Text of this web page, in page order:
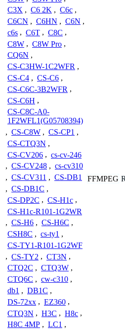
C3X , C6 2K , C6c ,
C6CN , C6HN , C6N ,
c6s , C6T , C8C ,
C8W , C8W Pro ,
CQ6N ,
CS-C3HW-1C2WFR ,
CS-C4 , CS-C6 ,
CS-C6C-3B2WFR ,
CS-C6H ,
CS-C8C-A0-
1F2WFL1(G05708394)
, CS-C8W , CS-CP1 ,
CS-CTQ3N ,
CS-CV206 , cs-cv-246
, CS-CV248 , cs-cv310
, CS-CV311 , CS-DB1
, CS-DB1C ,
CS-DP2C , CS-H1c ,
CS-H1c-R101-1G2WR
, CS-H6 , CS-H6C ,
CSH8C , cs-ty1 ,
CS-TY1-R101-1G2WF
, CS-TY2 , CT3N ,
CTQ2C , CTQ3W ,
CTQ6C , cw-c310 ,
db1 , DB1C ,
DS-72xx , EZ360 ,
CTQ3N , H3C , H8c ,
H8C 4MP , LC1 ,
FFMPEG